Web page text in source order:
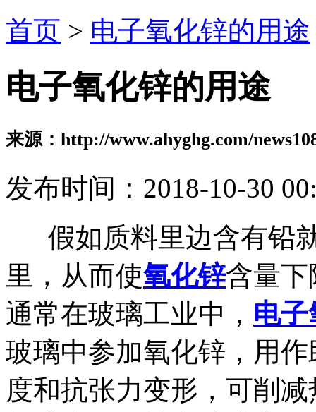
首页 > 电子氧化锌的用途
电子氧化锌的用途
来源：http://www.ahyghg.com/
发布时间：2018-10-30
假如质料里边含有铅
里，从而使氧化锌含量下
通常在玻璃工业中， 电子
玻璃中参加氧化锌，用
度和抗张力变形，可削